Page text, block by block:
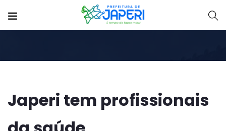
Japeri tem profissionais